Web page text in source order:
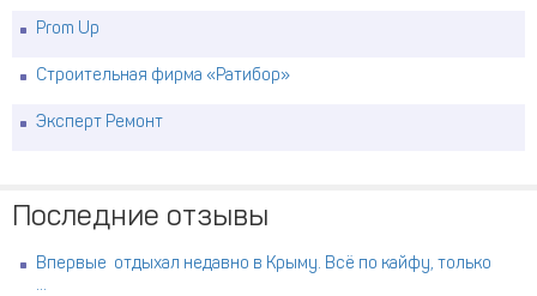
Prom Up
Строительная фирма «Ратибор»
Эксперт Ремонт
Последние отзывы
Впервые отдыхал недавно в Крыму. Всё по кайфу, только
...